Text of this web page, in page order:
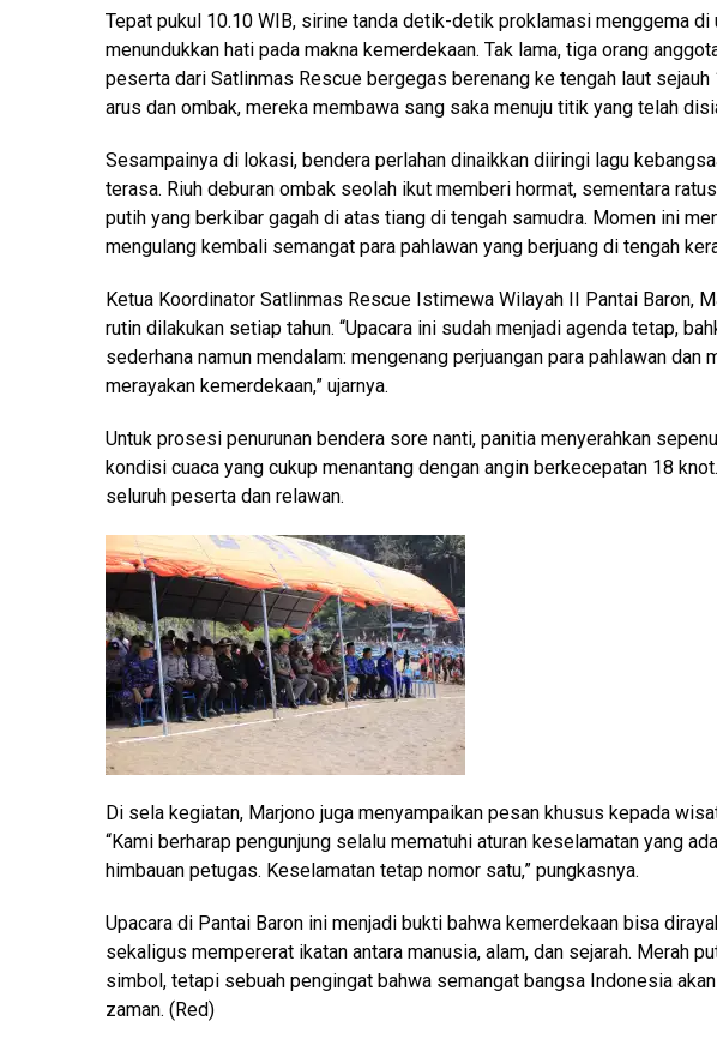
Tepat pukul 10.10 WIB, sirine tanda detik-detik proklamasi menggema di
menundukkan hati pada makna kemerdekaan. Tak lama, tiga orang
peserta dari Satlinmas Rescue bergegas berenang ke tengah laut
arus dan ombak, mereka membawa sang saka menuju titik yang telah
Sesampainya di lokasi, bendera perlahan dinaikkan diiringi lagu
terasa. Riuh deburan ombak seolah ikut memberi hormat, sementara
putih yang berkibar gagah di atas tiang di tengah samudra. Momen ini
mengulang kembali semangat para pahlawan yang berjuang di tengah
Ketua Koordinator Satlinmas Rescue Istimewa Wilayah II Pantai Baron,
rutin dilakukan setiap tahun. “Upacara ini sudah menjadi agenda tetap,
sederhana namun mendalam: mengenang perjuangan para pahlawan
merayakan kemerdekaan,” ujarnya.
Untuk prosesi penurunan bendera sore nanti, panitia menyerahkan
kondisi cuaca yang cukup menantang dengan angin berkecepatan 18
seluruh peserta dan relawan.
Di sela kegiatan, Marjono juga menyampaikan pesan khusus kepada
“Kami berharap pengunjung selalu mematuhi aturan keselamatan yang
himbauan petugas. Keselamatan tetap nomor satu,” pungkasnya.
Upacara di Pantai Baron ini menjadi bukti bahwa kemerdekaan bisa
sekaligus mempererat ikatan antara manusia, alam, dan sejarah. Merah
simbol, tetapi sebuah pengingat bahwa semangat bangsa Indonesia
zaman. (Red)